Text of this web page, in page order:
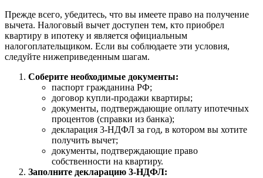
Прежде всего, убедитесь, что вы имеете право на получение
вычета. Налоговый вычет доступен тем, кто приобрел
квартиру в ипотеку и является официальным
налогоплательщиком. Если вы соблюдаете эти условия,
следуйте нижеприведенным шагам.
Соберите необходимые документы:
паспорт гражданина РФ;
договор купли-продажи квартиры;
документы, подтверждающие оплату ипотечных
процентов (справки из банка);
декларация 3-НДФЛ за год, в котором вы хотите
получить вычет;
документы, подтверждающие право
собственности на квартиру.
Заполните декларацию 3-НДФЛ: